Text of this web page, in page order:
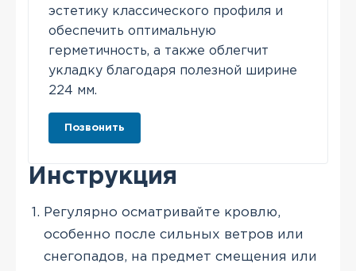
эстетику классического профиля и
обеспечить оптимальную
герметичность, а также облегчит
укладку благодаря полезной ширине
224 мм.
Позвонить
Инструкция
Регулярно осматривайте кровлю,
особенно после сильных ветров или
снегопадов, на предмет смещения или